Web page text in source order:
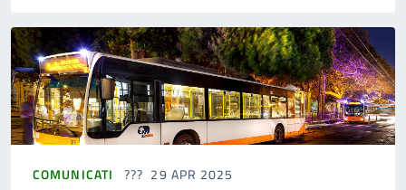
COMUNICATI 29 APR 2025